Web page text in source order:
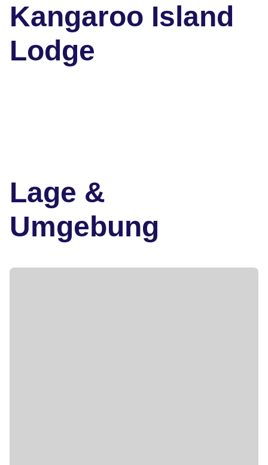
Kangaroo Island
Lodge
Lage &
Umgebung